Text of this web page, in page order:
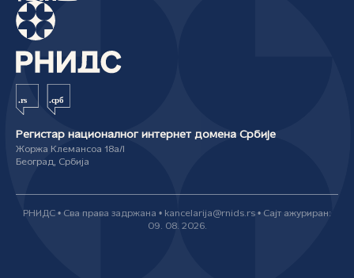
Регистар националног интернет домена Србије
Жоржа Клемансоа 18а/I
Београд, Србија
РНИДС • Сва права задржана • kancelarija@rnids.rs • Сајт ажуриран:
09. 08. 2026.